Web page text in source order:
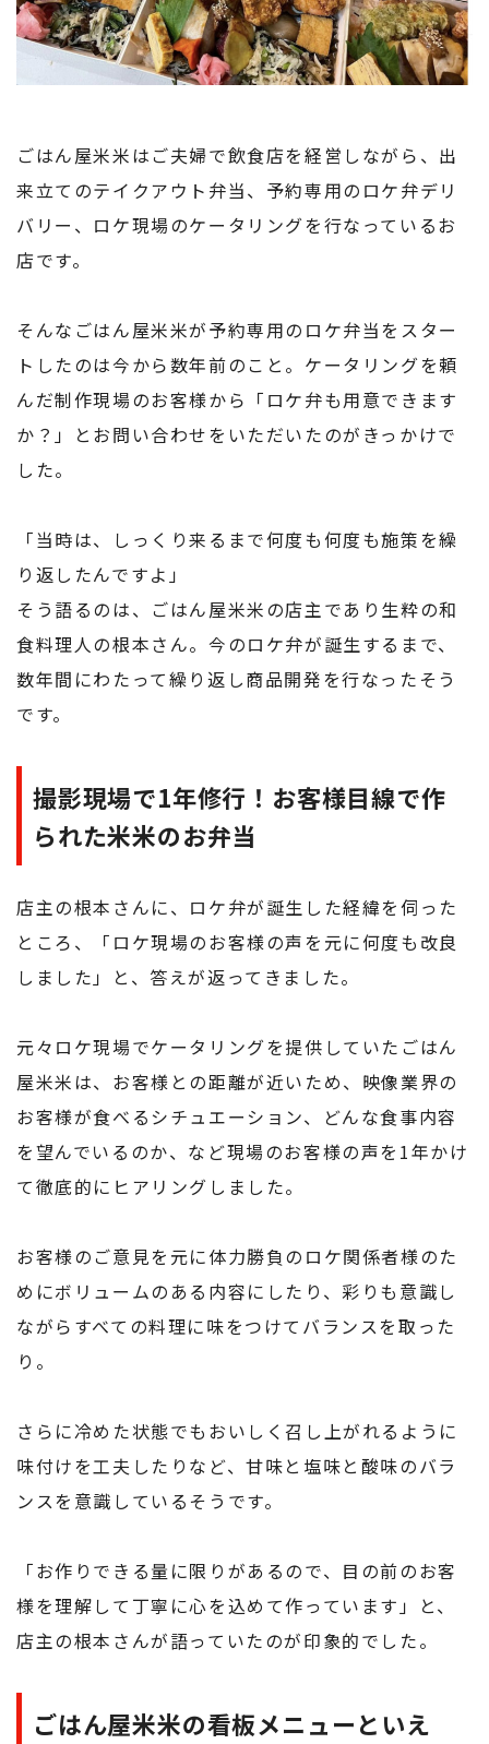
ごはん屋米米はご夫婦で飲食店を経営しながら、出
来立てのテイクアウト弁当、予約専用のロケ弁デリ
バリー、ロケ現場のケータリングを行なっているお
店です。
そんなごはん屋米米が予約専用のロケ弁当をスター
トしたのは今から数年前のこと。ケータリングを頼
んだ制作現場のお客様から「ロケ弁も用意できます
か？」とお問い合わせをいただいたのがきっかけで
した。
「当時は、しっくり来るまで何度も何度も施策を繰
り返したんですよ」
そう語るのは、ごはん屋米米の店主であり生粋の和
食料理人の根本さん。今のロケ弁が誕生するまで、
数年間にわたって繰り返し商品開発を行なったそう
です。
撮影現場で1年修行！お客様目線で作
られた米米のお弁当
店主の根本さんに、ロケ弁が誕生した経緯を伺った
ところ、「ロケ現場のお客様の声を元に何度も改良
しました」と、答えが返ってきました。
元々ロケ現場でケータリングを提供していたごはん
屋米米は、お客様との距離が近いため、映像業界の
お客様が食べるシチュエーション、どんな食事内容
を望んでいるのか、など現場のお客様の声を1年かけ
て徹底的にヒアリングしました。
お客様のご意見を元に体力勝負のロケ関係者様のた
めにボリュームのある内容にしたり、彩りも意識し
ながらすべての料理に味をつけてバランスを取った
り。
さらに冷めた状態でもおいしく召し上がれるように
味付けを工夫したりなど、甘味と塩味と酸味のバラ
ンスを意識しているそうです。
「お作りできる量に限りがあるので、目の前のお客
様を理解して丁寧に心を込めて作っています」と、
店主の根本さんが語っていたのが印象的でした。
ごはん屋米米の看板メニューといえ